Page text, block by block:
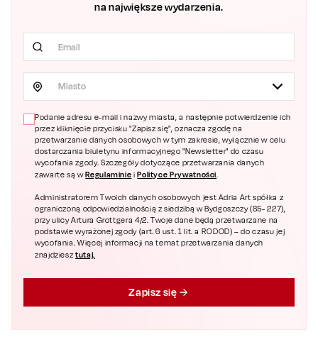
na największe wydarzenia.
Miasto
Podanie adresu e-mail i nazwy miasta, a następnie potwierdzenie ich
przez kliknięcie przycisku "Zapisz się", oznacza zgodę na
przetwarzanie danych osobowych w tym zakresie, wyłącznie w celu
dostarczania biuletynu informacyjnego "Newsletter" do czasu
wycofania zgody. Szczegóły dotyczące przetwarzania danych
zawarte są wRegulaminie i Polityce Prywatności.
Administratorem Twoich danych osobowych jest Adria Art spółka z
ograniczoną odpowiedzialnością z siedzibą w Bydgoszczy (85- 227),
przy ulicy Artura Grottgera 4/2. Twoje dane będą przetwarzane na
podstawie wyrażonej zgody (art. 6 ust. 1 lit. a RODOD) – do czasu jej
wycofania. Więcej informacji na temat przetwarzania danych
znajdziesztutaj.
Zapisz się